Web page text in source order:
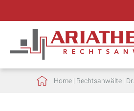
Home| Rechtsanwälte|